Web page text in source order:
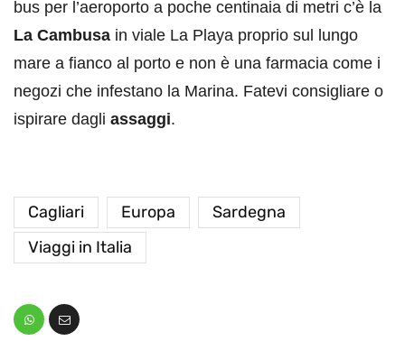
bus per l’aeroporto a poche centinaia di metri c’è la
La Cambusa in viale La Playa proprio sul lungo
mare a fianco al porto e non è una farmacia come i
negozi che infestano la Marina. Fatevi consigliare o
ispirare dagli assaggi.
Cagliari Europa
Sardegna
Viaggi in Italia